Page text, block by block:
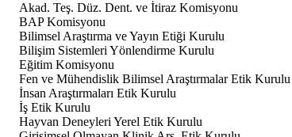
Akad. Teş. Düz. Dent. ve İtiraz Komisyonu
BAP Komisyonu
Bilimsel Araştırma ve Yayın Etiği Kurulu
Bilişim Sistemleri Yönlendirme Kurulu
Eğitim Komisyonu
Fen ve Mühendislik Bilimsel Araştırmalar Etik Kurulu
İnsan Araştırmaları Etik Kurulu
İş Etik Kurulu
Hayvan Deneyleri Yerel Etik Kurulu